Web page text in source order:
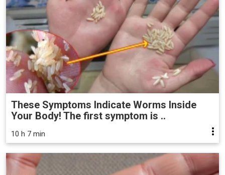
These Symptoms Indicate Worms Inside
Your Body! The first symptom is ..
10 h 7 min